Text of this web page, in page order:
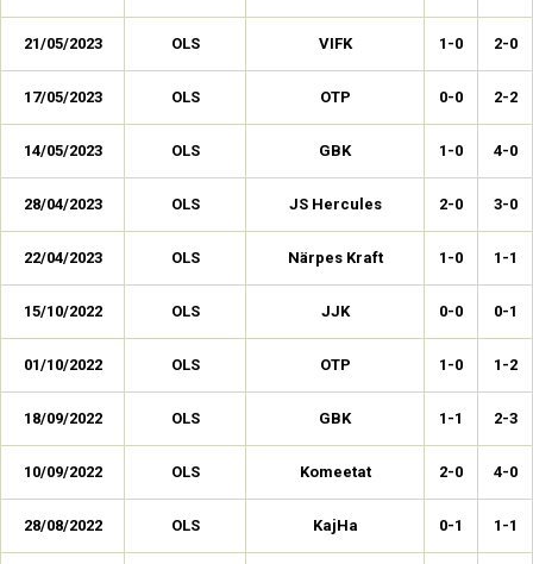
21/05/2023 OLS VIFK 1-0 2-0
17/05/2023 OLS OTP 0-0 2-2
14/05/2023 OLS GBK 1-0 4-0
28/04/2023 OLS JS Hercules 2-0 3-0
22/04/2023 OLS Närpes Kraft 1-0 1-1
15/10/2022 OLS JJK 0-0 0-1
01/10/2022 OLS OTP 1-0 1-2
18/09/2022 OLS GBK 1-1 2-3
10/09/2022 OLS Komeetat 2-0 4-0
28/08/2022 OLS KajHa 0-1 1-1